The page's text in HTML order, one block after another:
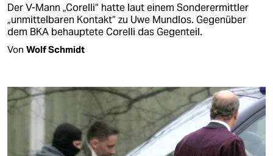
Der V-Mann „Corelli“ hatte laut einem Sonderermittler
„unmittelbaren Kontakt“ zu Uwe Mundlos. Gegenüber
dem BKA behauptete Corelli das Gegenteil.
Von Wolf Schmidt